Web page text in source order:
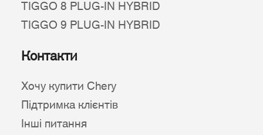
TIGGO 8 PLUG-IN HYBRID
TIGGO 9 PLUG-IN HYBRID
Контакти
Хочу купити Chery
Підтримка клієнтів
Інші питання